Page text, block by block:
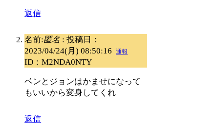
返信
名前:匿名 : 投稿日：
2023/04/24(月) 08:50:16
通報
ID：M2NDA0NTY
ベンとジョンはかませになって
もいいから変身してくれ
返信